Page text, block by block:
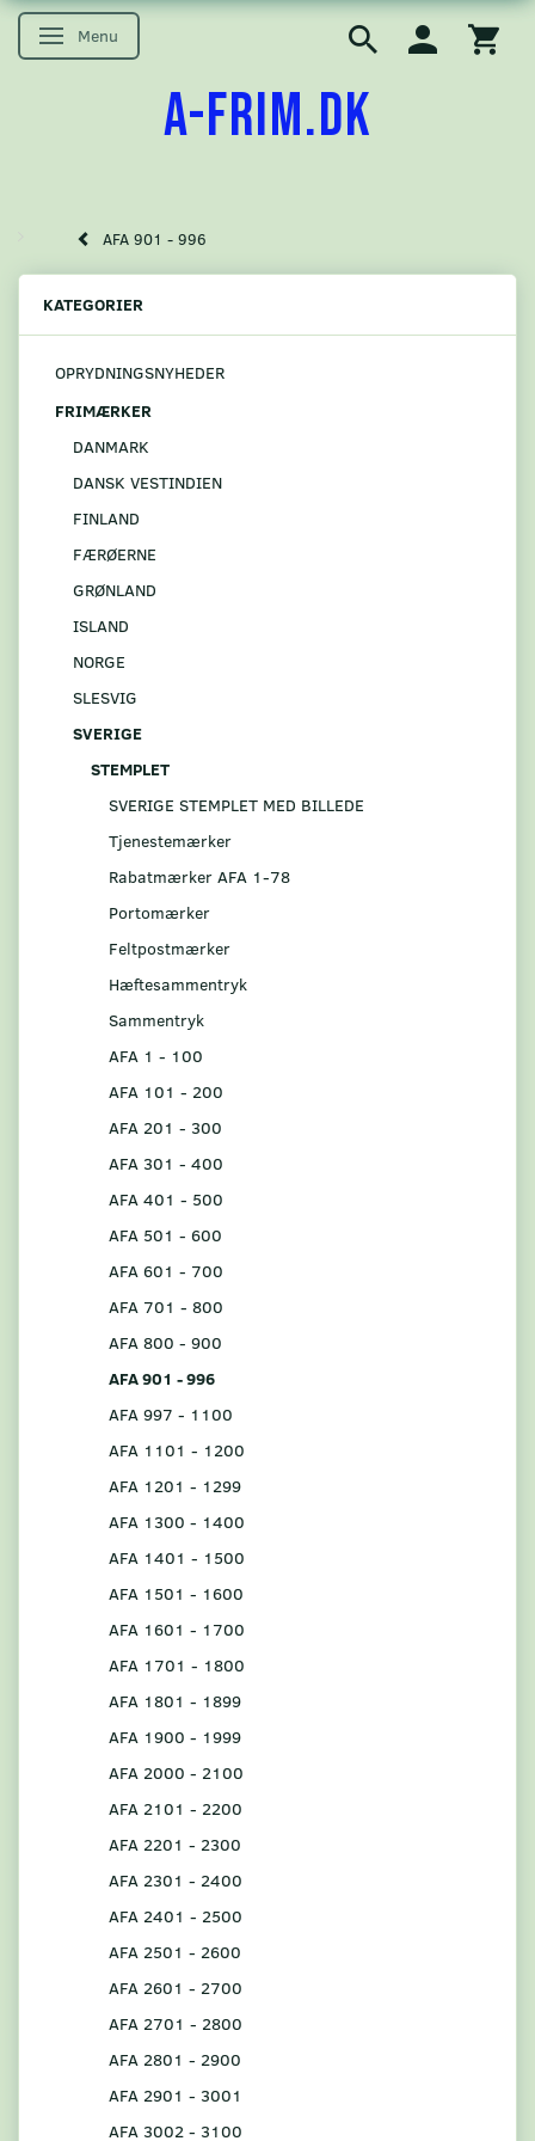
Skifte navigation
Menu
A-FRIM.DK
AFA 901 - 996
KATEGORIER
OPRYDNINGSNYHEDER
FRIMÆRKER
DANMARK
DANSK VESTINDIEN
FINLAND
FÆRØERNE
GRØNLAND
ISLAND
NORGE
SLESVIG
SVERIGE
STEMPLET
SVERIGE STEMPLET MED BILLEDE
Tjenestemærker
Rabatmærker AFA 1-78
Portomærker
Feltpostmærker
Hæftesammentryk
Sammentryk
AFA 1 - 100
AFA 101 - 200
AFA 201 - 300
AFA 301 - 400
AFA 401 - 500
AFA 501 - 600
AFA 601 - 700
AFA 701 - 800
AFA 800 - 900
AFA 901 - 996
AFA 997 - 1100
AFA 1101 - 1200
AFA 1201 - 1299
AFA 1300 - 1400
AFA 1401 - 1500
AFA 1501 - 1600
AFA 1601 - 1700
AFA 1701 - 1800
AFA 1801 - 1899
AFA 1900 - 1999
AFA 2000 - 2100
AFA 2101 - 2200
AFA 2201 - 2300
AFA 2301 - 2400
AFA 2401 - 2500
AFA 2501 - 2600
AFA 2601 - 2700
AFA 2701 - 2800
AFA 2801 - 2900
AFA 2901 - 3001
AFA 3002 - 3100